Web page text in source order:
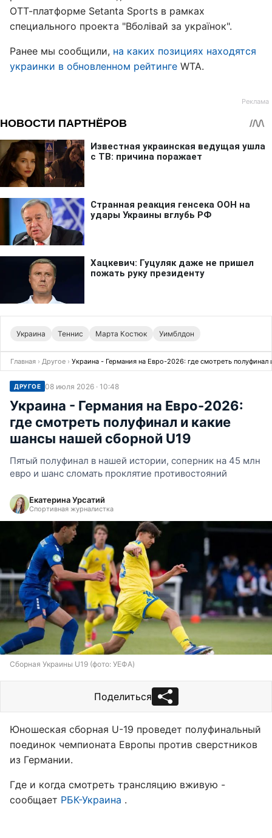
ОТТ-платформе Setanta Sports в рамках
специального проекта "Вболівай за українок".
Ранее мы сообщили, на каких позициях находятся
украинки в обновленном рейтинге WTA.
Украина Теннис Марта Костюк Уимблдон
Главная › Другое › Украина - Германия на Евро-2026: где смотреть
ДРУГОЕ 08 июля 2026 · 10:48
Украина - Германия на Евро-2026:
где смотреть полуфинал и какие
шансы нашей сборной U19
Пятый полуфинал в нашей истории, соперник на 45 млн
евро и шанс сломать проклятие противостояний
Екатерина Урсатий
Спортивная журналистка
Сборная Украины U19 (фото: УЕФА)
Поделиться
Юношеская сборная U-19 проведет полуфинальный
поединок чемпионата Европы против сверстников
из Германии.
Где и когда смотреть трансляцию вживую -
сообщает РБК-Украина .